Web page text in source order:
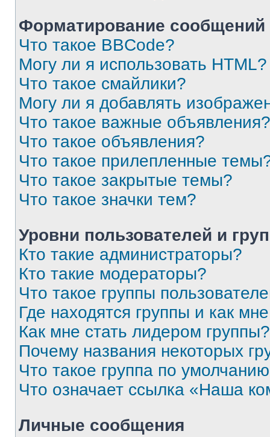
Форматирование
Что такое BBCode?
Могу ли я использовать HTML?
Что такое смайлики?
Могу ли я добавлять
Что такое важные объявления?
Что такое объявления?
Что такое прилепленные
Что такое закрытые темы?
Что такое значки тем?
Уровни пользователей и
Кто такие администраторы?
Кто такие модераторы?
Что такое группы
Где находятся группы и как
Как мне стать лидером группы?
Почему названия некоторых
Что такое группа по
Что означает ссылка «Наша
Личные сообщения